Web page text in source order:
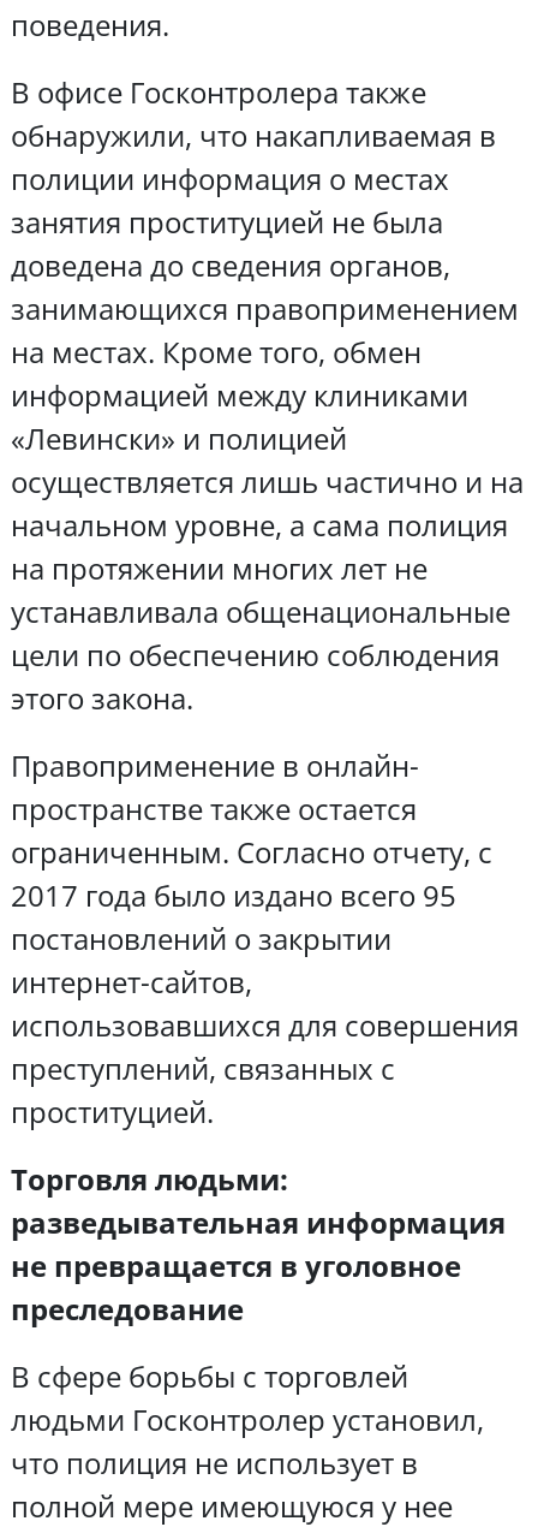
поведения.
В офисе Госконтролера также
обнаружили, что накапливаемая в
полиции информация о местах
занятия проституцией не была
доведена до сведения органов,
занимающихся правоприменением
на местах. Кроме того, обмен
информацией между клиниками
«Левински» и полицией
осуществляется лишь частично и на
начальном уровне, а сама полиция
на протяжении многих лет не
устанавливала общенациональные
цели по обеспечению соблюдения
этого закона.
Правоприменение в онлайн-
пространстве также остается
ограниченным. Согласно отчету, с
2017 года было издано всего 95
постановлений о закрытии
интернет-сайтов,
использовавшихся для совершения
преступлений, связанных с
проституцией.
Торговля людьми:
разведывательная информация
не превращается в уголовное
преследование
В сфере борьбы с торговлей
людьми Госконтролер установил,
что полиция не использует в
полной мере имеющуюся у нее